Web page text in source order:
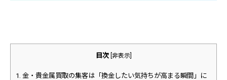
目次 非表示]
1. 金・貴金属買取の集客は「換金したい気持ちが高まる瞬間」に